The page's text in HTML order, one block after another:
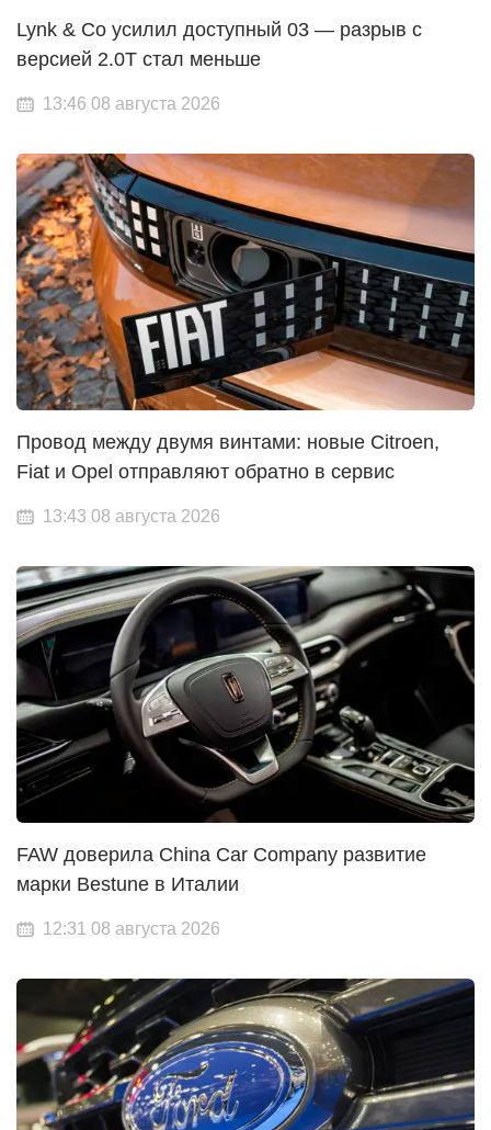
Lynk & Co усилил доступный 03 — разрыв с
версией 2.0T стал меньше
13:46 08 августа 2026
Провод между двумя винтами: новые Citroen,
Fiat и Opel отправляют обратно в сервис
13:43 08 августа 2026
FAW доверила China Car Company развитие
марки Bestune в Италии
12:31 08 августа 2026